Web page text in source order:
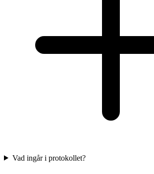
Vad ingår i protokollet?